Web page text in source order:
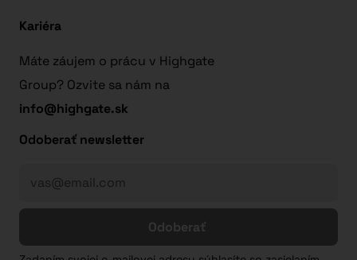
Kariéra
Máte záujem o prácu v Highgate
Group? Ozvite sa nám na
info@highgate.sk
Odoberať newsletter
Odoberať